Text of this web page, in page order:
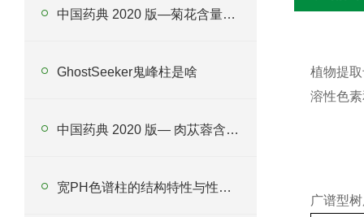
中国药典 2020 版—菊花含量测定
GhostSeeker鬼峰柱是啥
中国药典 2020 版— 肉苁蓉含量测定
宽PH色谱柱的结构特性与性能优化
植物提
溶性色
广谱型